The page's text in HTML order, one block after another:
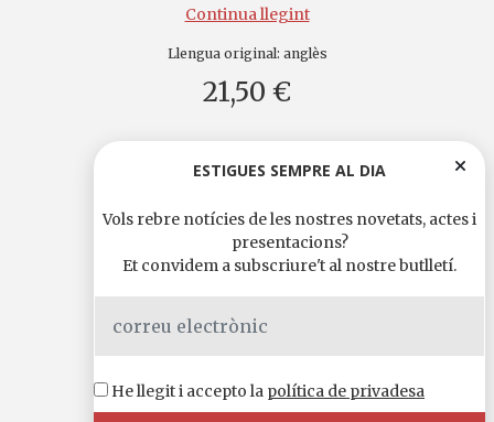
Continua llegint
Llengua original: anglès
21,50 €
ESTIGUES SEMPRE AL DIA
Vols rebre notícies de les nostres novetats, actes i
presentacions?
Et convidem a subscriure't al nostre butlletí.
He llegit i accepto la política de privadesa